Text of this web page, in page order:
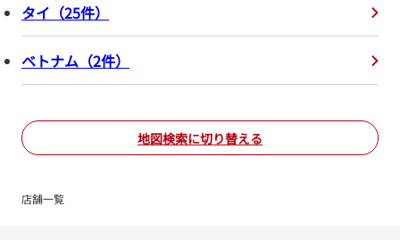
タイ （25件）
ベトナム （2件）
地図検索に切り替える
店舗一覧